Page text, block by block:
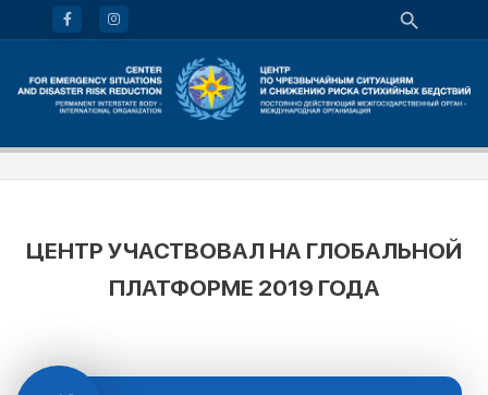
ЦЕНТР УЧАСТВОВАЛ НА ГЛОБАЛЬНОЙ
ПЛАТФОРМЕ 2019 ГОДА